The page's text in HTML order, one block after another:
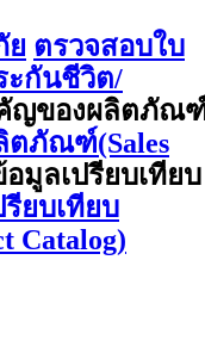
ย ตรวจสอบใบ
กันชีวิต/
ญของผลิตภัณ
ภัณฑ์(Sales
อมูลเปรียบเทียบ
ยบเทียบ
Catalog)